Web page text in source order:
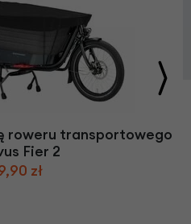
roweru transportowego
Fier 2
zł